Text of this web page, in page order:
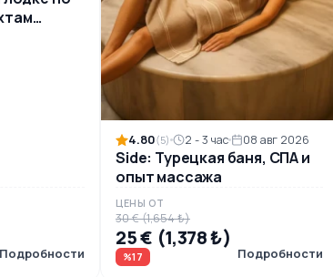
Подробности
4.80(5) 2 - 3 час 08 авг 2026
Side: Турецкая баня, СПА и
опыт массажа
ЦЕНЫ ОТ
30 € (1,654 ₺)
25 € (1,378 ₺)
%17 Подробности